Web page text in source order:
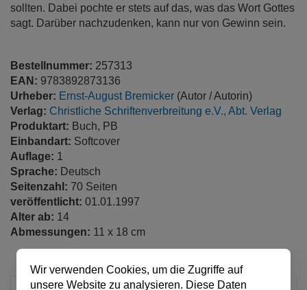
sollten. Dabei pochte er stets auf das, was das Wort Gottes
sagt. Darüber nachzudenken, kann nur von Gewinn sein.
Bestellnummer: 257313
EAN: 9783892873136
Urheber: Ernst-August Bremicker (Autor / Autorin)
Verlag: Christliche Schriftenverbreitung e.V., Abt. Verlag
Produktart: Buch, PB
Einbandart: Softcover
Auflage: 1
Sprache: Deutsch
Seitenzahl: 70 Seiten
veröffentlicht: 01.01.1997
Alter ab: 14
Abmessungen: 11 x 18 cm
Wir verwenden Cookies, um die Zugriffe auf
unsere Website zu analysieren. Diese Daten